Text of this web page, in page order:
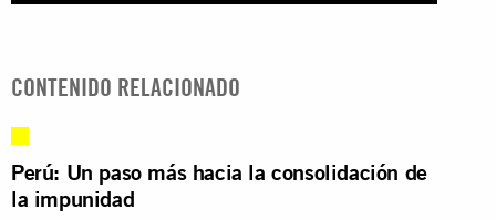
CONTENIDO RELACIONADO
Perú: Un paso más hacia la consolidación de
la impunidad